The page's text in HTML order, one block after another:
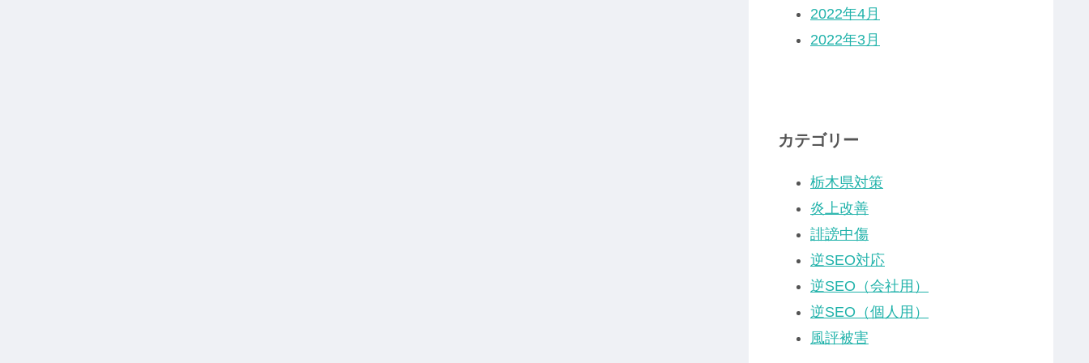
2022年4月
2022年3月
カテゴリー
栃木県対策
炎上改善
誹謗中傷
逆SEO対応
逆SEO（会社用）
逆SEO（個人用）
風評被害